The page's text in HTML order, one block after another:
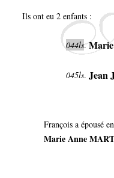
Ils ont eu 2 enfants :
044ls.
045ls. Jean
François a épousé
Marie Anne